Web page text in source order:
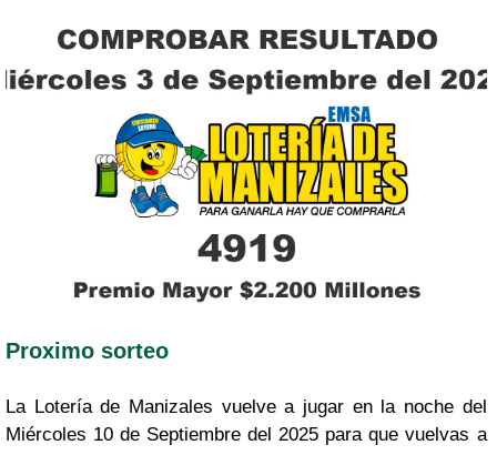
Proximo sorteo
La Lotería de Manizales vuelve a jugar en la noche del
Miércoles 10 de Septiembre del 2025 para que vuelvas a